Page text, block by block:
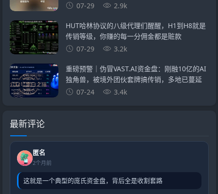
07-29
2.9k
HUT哈林协议的八级代理们醒醒，H1到H8就是
传销等级，你赚的每一分佣金都是赃款
07-29
3.2k
重磅预警｜伪冒VAST.AI资金盘：刚融10亿的AI
独角兽，被境外团伙套牌搞传销，多地已蔓延
07-24
3.4k
最新评论
匿名
2个月前
这就是一个典型的庞氏资金盘，背后全是收割套路